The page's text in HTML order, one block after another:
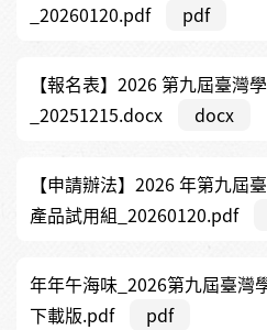
_20260120.pdf
pdf
【報名表】2026 第九屆臺灣
_20251215.docx
docx
【申請辦法】2026 年第九屆
產品試用組_20260120.pdf
年年午海味_2026第九屆臺灣
下載版.pdf
pdf